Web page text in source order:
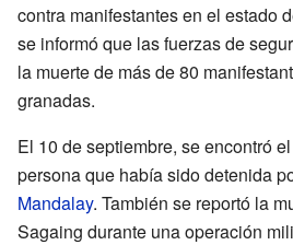
contra manifestantes en el estado
se informó que las fuerzas de
la muerte de más de 80
granadas.
El 10 de septiembre, se encontró
persona que había sido detenida
Mandalay. También se reportó la
Sagaing durante una operación